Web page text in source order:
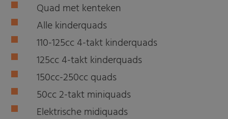
Quad met kenteken
Alle kinderquads
110-125cc 4-takt kinderquads
125cc 4-takt kinderquads
150cc-250cc quads
50cc 2-takt miniquads
Elektrische midiquads